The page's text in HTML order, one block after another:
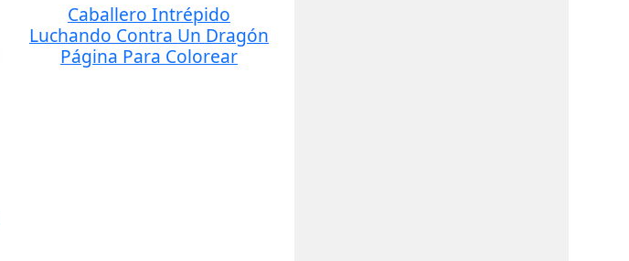
Caballero Intrépido
Luchando Contra Un Dragón
Página Para Colorear